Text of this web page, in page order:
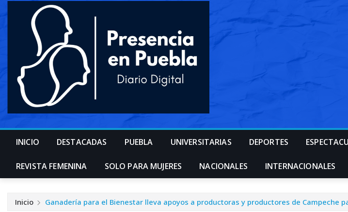
INICIO DESTACADAS PUEBLA UNIVERSITARIAS DEPORTES
REVISTA FEMENINA SOLO PARA MUJERES NACIONALES INTERNACIONALES
Inicio Ganadería para el Bienestar lleva apoyos a productoras y productores de Campeche